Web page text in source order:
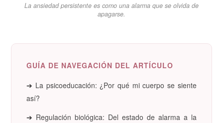
La ansiedad persistente es como una alarma que se olvida de
apagarse.
GUÍA DE NAVEGACIÓN DEL ARTÍCULO
➔ La psicoeducación: ¿Por qué mi cuerpo se siente
así?
➔ Regulación biológica: Del estado de alarma a la